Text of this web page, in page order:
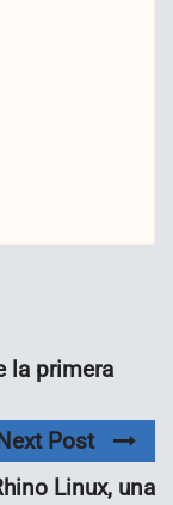
la primera
Post
Linux, una